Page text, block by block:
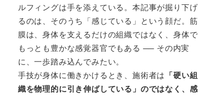
ルフィングは手を添えている。本記事が掘り下げ
るのは、そのうち「感じている」という顔だ。筋
膜は、身体を支えるだけの組織ではなく、身体で
もっとも豊かな感覚器官でもある ── その内実
に、一歩踏み込んでみたい。
手技が身体に働きかけるとき、施術者は 「硬い組
織を物理的に引き伸ばしている」のではなく、感